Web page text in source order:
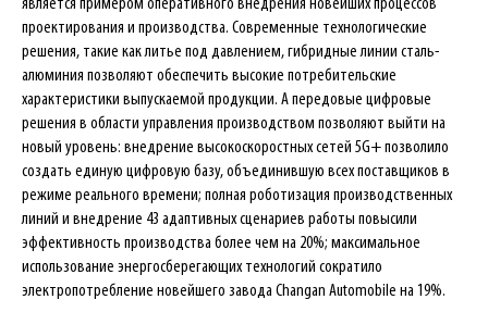
является примером оперативного внедрения новейших процессов
проектирования и производства. Современные технологические
решения, такие как литье под давлением, гибридные линии сталь-
алюминия позволяют обеспечить высокие потребительские
характеристики выпускаемой продукции. А передовые цифровые
решения в области управления производством позволяют выйти на
новый уровень: внедрение высокоскоростных сетей 5G+ позволило
создать единую цифровую базу, объединившую всех поставщиков в
режиме реального времени; полная роботизация производственных
линий и внедрение 43 адаптивных сценариев работы повысили
эффективность производства более чем на 20%; максимальное
использование энергосберегающих технологий сократило
электропотребление новейшего завода Changan Automobile на 19%.